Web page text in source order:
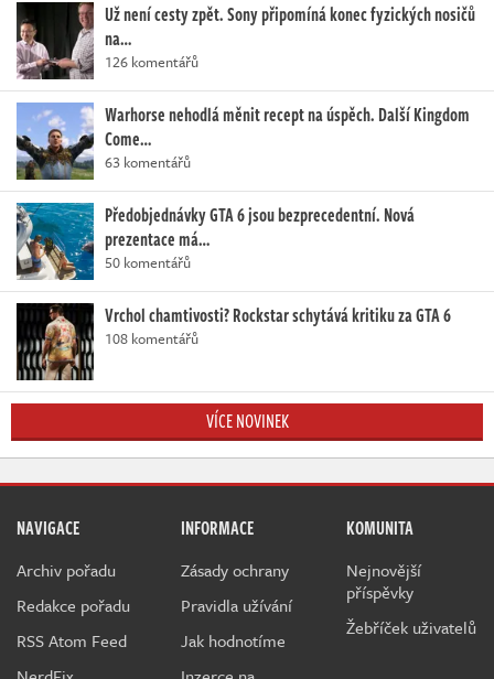
Už není cesty zpět. Sony připomíná konec fyzických nosičů
na…
126 komentářů
Warhorse nehodlá měnit recept na úspěch. Další Kingdom
Come…
63 komentářů
Předobjednávky GTA 6 jsou bezprecedentní. Nová
prezentace má…
50 komentářů
Vrchol chamtivosti? Rockstar schytává kritiku za GTA 6
108 komentářů
VÍCE NOVINEK
NAVIGACE
Archiv pořadu
Redakce pořadu
RSS Atom Feed
INFORMACE
Zásady ochrany
Pravidla užívání
Jak hodnotíme
KOMUNITA
Nejnovější
příspěvky
Žebříček uživatelů